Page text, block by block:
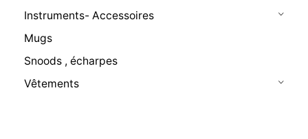
Instruments- Accessoires
Mugs
Snoods , écharpes
Vêtements